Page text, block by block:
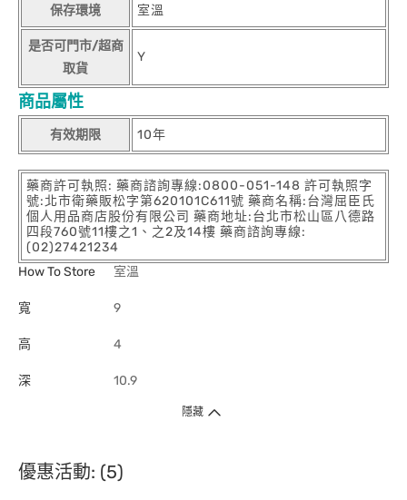
保存環境 室溫
是否可門市/超商
取貨
Y
商品屬性
有效期限 10年
藥商許可執照: 藥商諮詢專線:0800-051-148 許可執照字
號:北市衛藥販松字第620101C611號 藥商名稱:台灣屈臣氏
個人用品商店股份有限公司 藥商地址:台北市松山區八德路
四段760號11樓之1、之2及14樓 藥商諮詢專線:
(02)27421234
How To Store
室溫
寬 9
高 4
深 10.9
隱藏
優惠活動: (5)